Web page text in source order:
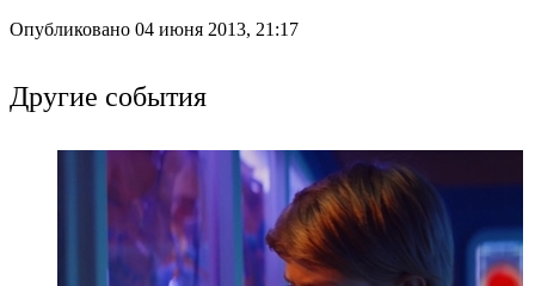
Опубликовано 04 июня 2013, 21:17
Другие события